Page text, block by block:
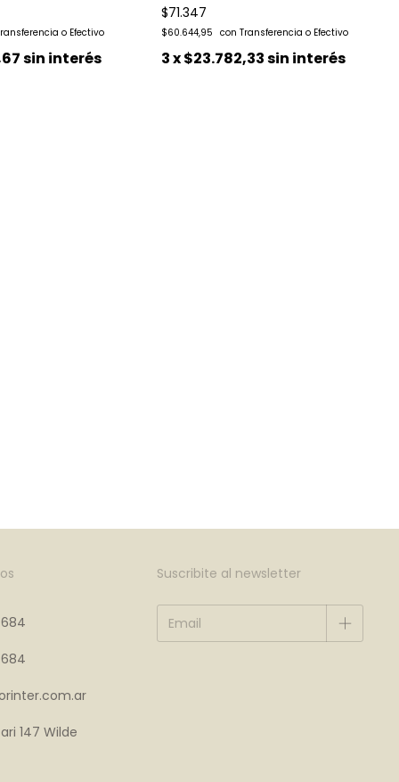
sin interés
$71.347
$60.644,95
3x$23.782,33sin interés
147 Wilde
Suscribite al newsletter